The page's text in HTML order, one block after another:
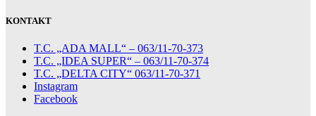
KONTAKT
T.C. „ADA MALL“ – 063/11-70-373
T.C. „IDEA SUPER“ – 063/11-70-374
T.C. „DELTA CITY“ 063/11-70-371
Instagram
Facebook